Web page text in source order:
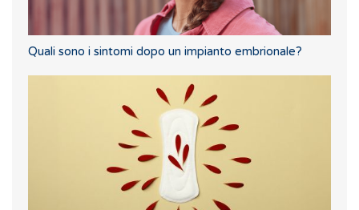
Quali sono i sintomi dopo un impianto embrionale?